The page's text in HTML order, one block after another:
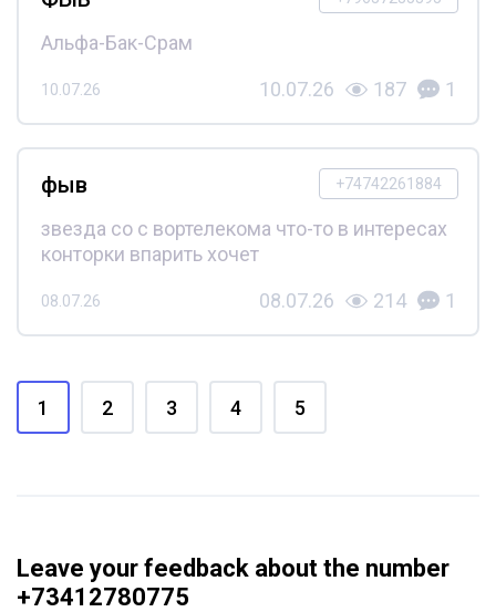
Альфа-Бак-Срам
10.07.26 10.07.26 187 1
+74742261884
фыв
звезда со с вортелекома что-то в интересах
конторки впарить хочет
08.07.26 08.07.26 214 1
1 2 3 4 5
Leave your feedback about the number
+73412780775